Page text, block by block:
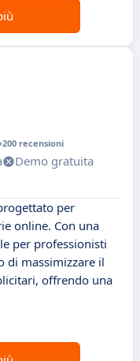
recensioni
Demo gratuita
per
online. Con una
per professionisti
di massimizzare il
offrendo una